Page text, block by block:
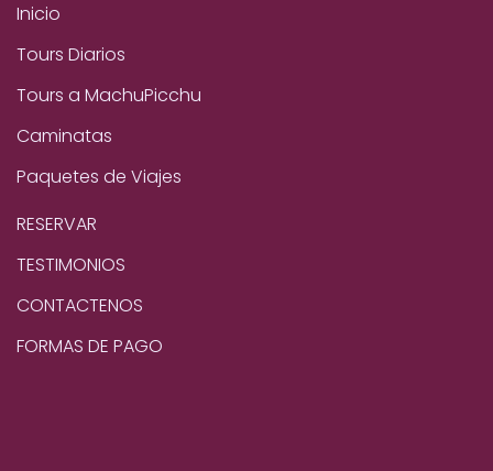
Inicio
Tours Diarios
Tours a MachuPicchu
Caminatas
Paquetes de Viajes
RESERVAR
TESTIMONIOS
CONTACTENOS
FORMAS DE PAGO